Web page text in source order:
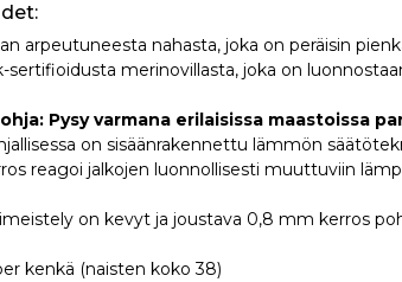
arpeutuneesta nahasta, joka on peräisin
merinovillasta, joka on
Pysy varmana erilaisissa maastoissa
on sisäänrakennettu lämmön
reagoi jalkojen luonnollisesti muuttuviin
on kevyt ja joustava 0,8 mm kerros
kenkä (naisten koko 38)